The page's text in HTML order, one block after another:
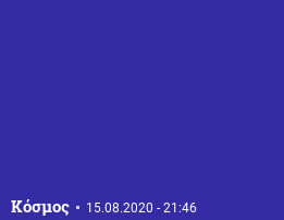
Κόσμος 15.08.2020 - 21:46